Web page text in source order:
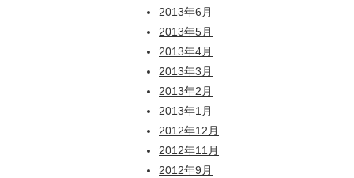
2013年6月
2013年5月
2013年4月
2013年3月
2013年2月
2013年1月
2012年12月
2012年11月
2012年9月